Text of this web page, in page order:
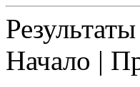
Начало |